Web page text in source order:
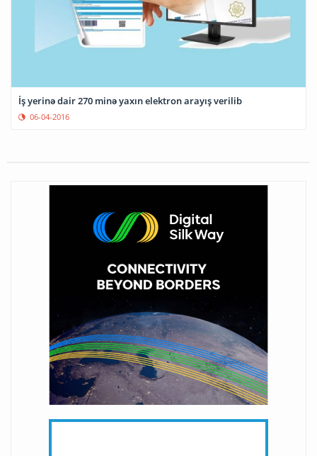
İş yerinə dair 270 minə yaxın elektron arayış verilib
06-04-2016